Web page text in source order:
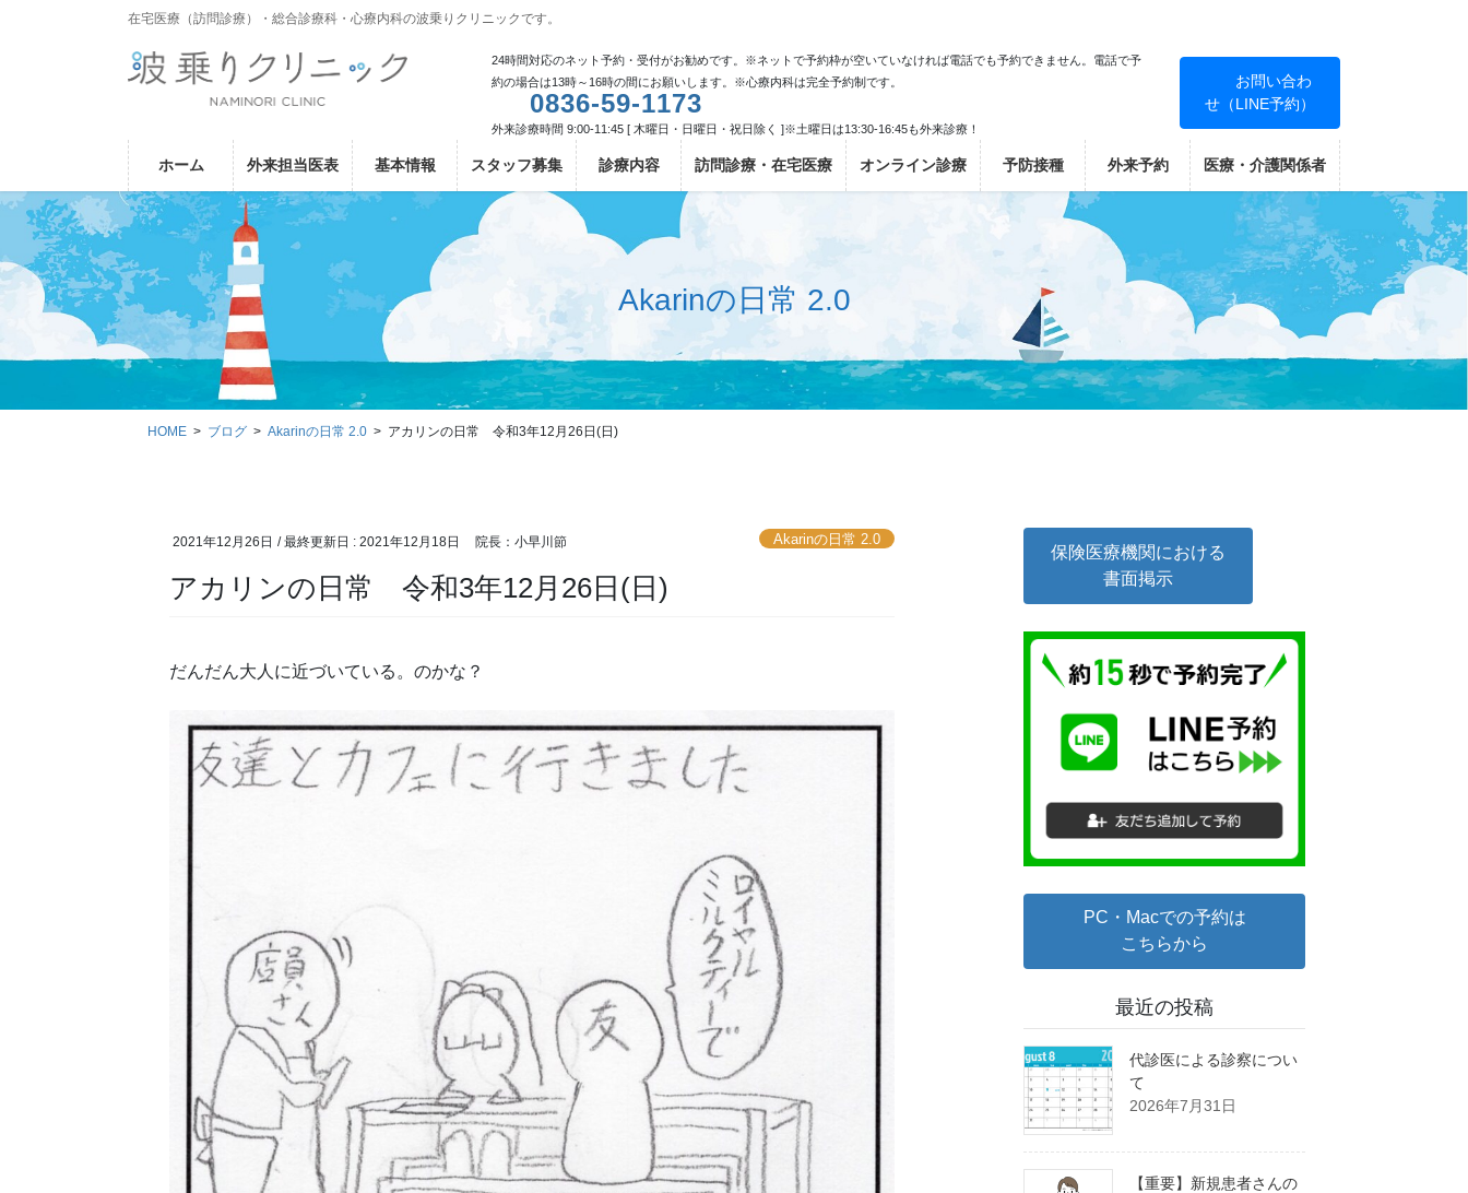
動
に
在宅医療（訪問診療）・総合診療科・心療内科の波乗りクリニックです。
24時間対応のネット予約・受付がお勧めです。※ネットで予約枠が空いていなければ電話でも予約できません。電話で予
約の場合は13時～16時の間にお願いします。※心療内科は完全予約制です。
0836-59-1173
外来診療時間 9:00-11:45 [ 木曜日・日曜日・祝日除く ]※土曜日は13:30-16:45も外来診療！
お問い合わ
せ（LINE予約）
ホーム 外来担当医表 基本情報 スタッフ募集 診療内容 訪問診療・在宅医療 オンライン診療 予防接種 外来予約 医療・介護関係者
Akarinの日常 2.0
HOME ブログ Akarinの日常 2.0 アカリンの日常 令和3年12月26日(日)
2021年12月26日 / 最終更新日 :2021年12月18日 院長：小早川節 Akarinの日常 2.0
アカリンの日常 令和3年12月26日(日)
だんだん大人に近づいている。のかな？
保険医療機関における
書面掲示
PC・Macでの予約は
こちらから
最近の投稿
代診医による診察につい
て
2026年7月31日
【重要】新規患者さんの